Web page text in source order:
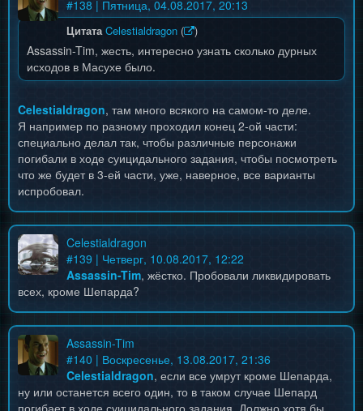
#138 | Пятница, 04.08.2017, 20:13
Цитата Celestialdragon ( )
Assassin-Tim, жесть, интересно узнать сколько дурных
исходов в Масухе было.
Celestialdragon, там много всякого на самом-то деле.
Я например по разному проходил конец 2-ой части:
специально делал так, чтобы различные персонажи
погибали в ходе суицидального задания, чтобы посмотреть
что же будет в 3-ей части, уже, наверное, все варианты
испробовал.
Celestialdragon
#139 | Четверг, 10.08.2017, 12:22
Assassin-Tim, жёстко. Пробовали ликвидировать
всех, кроме Шепарда?
Assassin-Tim
#140 | Воскресенье, 13.08.2017, 21:36
Celestialdragon, если все умрут кроме Шепарда,
ну или останется всего один, то в таком случае Шепард